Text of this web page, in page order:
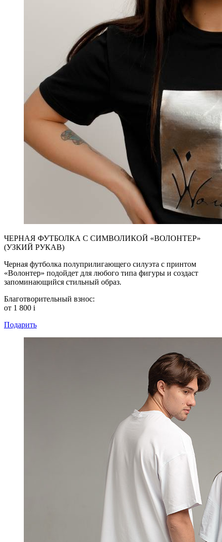
ЧЕРНАЯ ФУТБОЛКА С СИМВОЛИКОЙ «ВОЛОНТЕР»
(УЗКИЙ РУКАВ)
Черная футболка полуприлигающего силуэта с принтом
«Волонтер» подойдет для любого типа фигуры и создаст
запоминающийся стильный образ.
Благотворительный взнос:
от 1 800 i
Подарить